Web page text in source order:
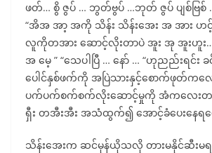
ဖတ်… စွိ ဇွပ် … ဘွတ်ဗွပ် …ဘုတ် ဇွပ် ပျစ်ဗြစ်
“အိအ အာ့ အကို သိန်း သိန်းအေး အ အား
လူကိုတအား ဆောင့်လိုးတာပဲ အူး အု အူးဟူး
အ မေ့ ” “သေပါပြီ … နော် … “ဟုညည်းရင်း
ပေါင်နှစ်ဖက်ကို အပြဲသားနှင့်စောက်ဖုတ်ကလ
ပက်ပက်စက်စက်လိုးဆောင့်မှုကို အံကလေး
ရှီး တအီးအီး အသံထွက်၍ အောင့်ခံပေးနေရ
သိန်းအေးက ဆင်မုန်ယိုသလို တားမနိုင်ဆီးမရ